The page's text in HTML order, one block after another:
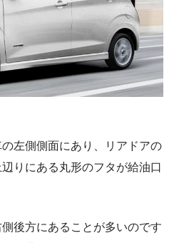
左側側面にあり、リアドアの
りにある丸形のフタが給油口
後方にあることが多いのです